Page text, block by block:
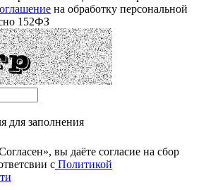
на обработку персональной
152ФЗ
для заполнения
вы даёте cогласие на сбор
с Политикой